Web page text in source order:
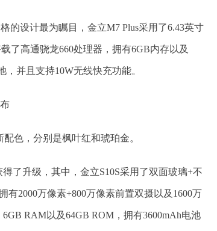
的设计最为瞩目，金立M7 Plus采用了6.43英寸
了高通骁龙660处理器，拥有6GB内存以及
并且支持10W无线快充功能。
色，分别是枫叶红和琥珀金。
了升级，其中，金立S10S采用了双面玻璃+不
2000万像素+800万像素前置双摄以及1600万
RAM以及64GB ROM，拥有3600mAh电池